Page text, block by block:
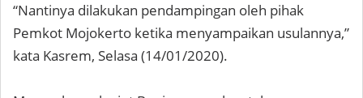
“Nantinya dilakukan pendampingan oleh pihak
Pemkot Mojokerto ketika menyampaikan usulannya,”
kata Kasrem, Selasa (14/01/2020).